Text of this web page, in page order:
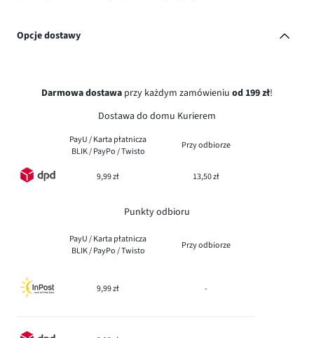
Opcje dostawy
Darmowa dostawa przy każdym zamówieniu od 199 zł!
Dostawa do domu Kurierem
PayU / Karta płatnicza
BLIK / PayPo / Twisto
Przy odbiorze
9,99 zł 13,50 zł
Punkty odbioru
PayU / Karta płatnicza
BLIK / PayPo / Twisto
Przy odbiorze
9,99 zł -